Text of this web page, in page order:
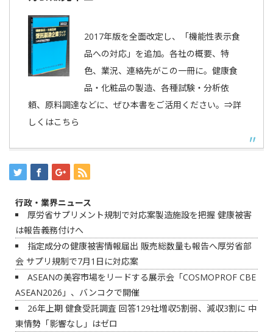
2017年版を全面改定し、「機能性表示食
品への対応」を追加。各社の概要、特
色、業況、連絡先がこの一冊に。健康食
品・化粧品の製造、各種試験・分析依
頼、原料調達などに、ぜひ本書をご活用ください。⇒詳
しくはこちら
行政・業界ニュース
厚労省サプリメント規制で対応案製造施設を把握 健康被害
は報告義務付けへ
指定成分の健康被害情報届出 販売総数量も報告へ厚労省部
会 サプリ規制で7月1日に対応案
ASEANの美容市場をリードする展示会「COSMOPROF CBE
ASEAN2026」、バンコクで開催
26年上期 健食受託調査 回答129社増収5割弱、減収3割に 中
東情勢「影響なし」はゼロ